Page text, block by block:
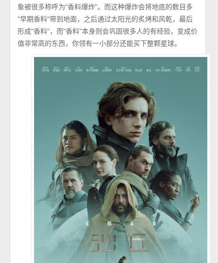
象被很多称呼为“香料爆炸”。而这种爆炸会将地底的数目多
“早期香料”带到地面，之后通过太阳光的炙烤和风乾，最后
形成“香料”，而“香料”本身则会巩固很多人的有经验，变成价
值非常高的东西，你领有一小部分还能买下整颗星球。